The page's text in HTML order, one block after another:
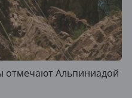
отмечают Альпиниадой